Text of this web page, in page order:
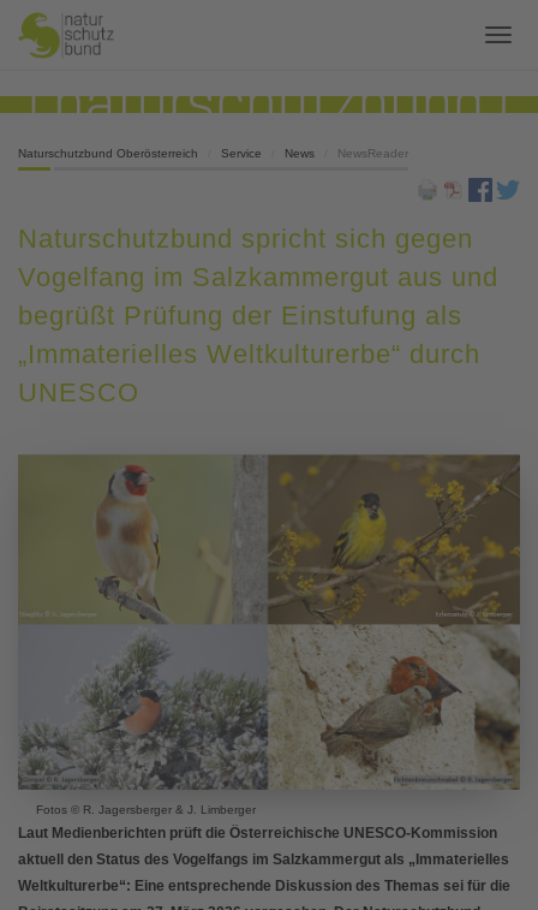
Naturschutzbund Oberösterreich Service News NewsReader
Naturschutzbund spricht sich gegen
Vogelfang im Salzkammergut aus und
begrüßt Prüfung der Einstufung als
„Immaterielles Weltkulturerbe“ durch
UNESCO
Fotos © R. Jagersberger & J. Limberger
Laut Medienberichten prüft die Österreichische UNESCO-Kommission
aktuell den Status des Vogelfangs im Salzkammergut als „Immaterielles
Weltkulturerbe“: Eine entsprechende Diskussion des Themas sei für die